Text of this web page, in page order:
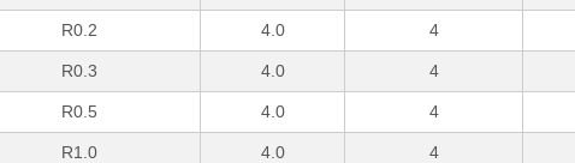
R0.2 4.0 4
R0.3 4.0 4
R0.5 4.0 4
R1.0 4.0 4